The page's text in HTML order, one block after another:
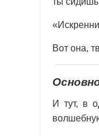
Вот она,
И тут, в